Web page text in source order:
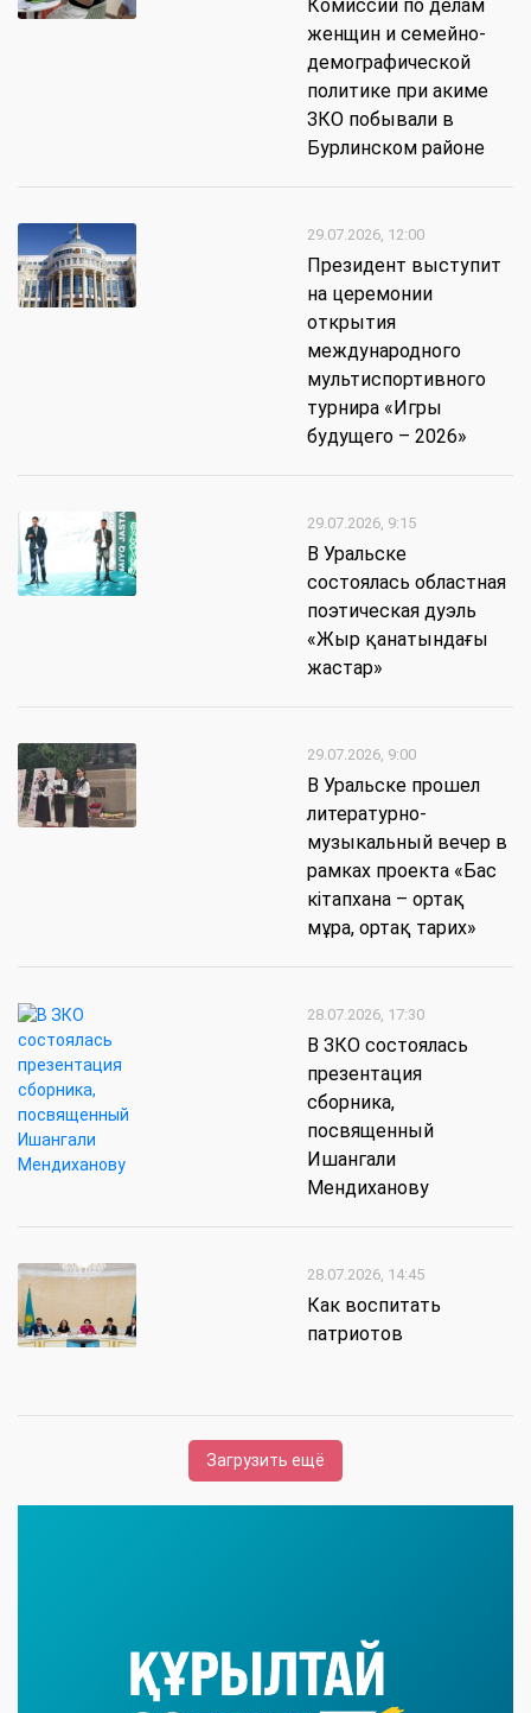
Комиссии по делам
женщин и семейно-
демографической
политике при акиме
ЗКО побывали в
Бурлинском районе
29.07.2026, 12:00
Президент выступит
на церемонии
открытия
международного
мультиспортивного
турнира «Игры
будущего – 2026»
29.07.2026, 9:15
В Уральске
состоялась областная
поэтическая дуэль
«Жыр қанатындағы
жастар»
29.07.2026, 9:00
В Уральске прошел
литературно-
музыкальный вечер в
рамках проекта «Бас
кітапхана – ортақ
мұра, ортақ тарих»
28.07.2026, 17:30
В ЗКО состоялась
презентация
сборника,
посвященный
Ишангали
Мендиханову
28.07.2026, 14:45
Как воспитать
патриотов
Загрузить ещё